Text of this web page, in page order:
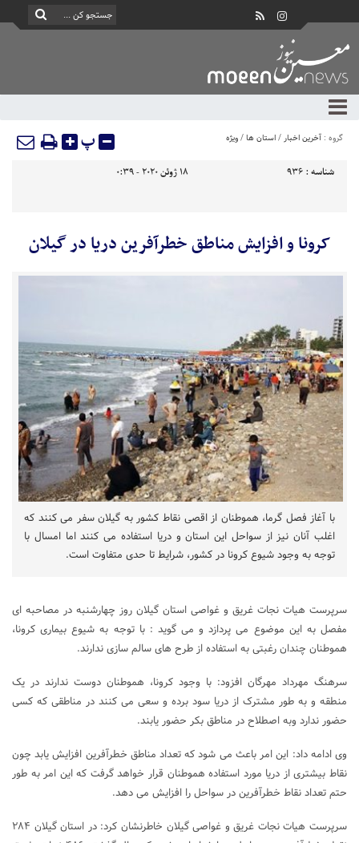
گروه : آخرین اخبار/استان ها/ویژه پ
شناسه : 936 18 ژوئن 2020 - 0:39
کرونا و افزایش مناطق خطرآفرین دریا در گیلان
با آغاز فصل گرما، هموطنان از اقصی نقاط کشور به گیلان سفر می کنند که
اغلب آنان نیز از سواحل این استان و دریا استفاده می کنند اما امسال با
توجه به وجود شیوع کرونا در کشور، شرایط تا حدی متفاوت است.
سرپرست هیات نجات غریق و غواصی استان گیلان روز چهارشنبه در مصاحبه ای
مفصل به این موضوع می پردازد و می گوید : با توجه به شیوع بیماری کرونا،
هموطنان چندان رغبتی به استفاده از طرح های سالم سازی ندارند.
سرهنگ مهرداد مهرگان افزود: با وجود کرونا، هموطنان دوست ندارند در یک
منطقه و به طور مشترک از دریا سود برده و سعی می کنند در مناطقی که کسی
حضور ندارد وبه اصطلاح در مناطق بکر حضور یابند.
وی ادامه داد: این امر باعث می شود که تعداد مناطق خطرآفرین افزایش یابد چون
نقاط بیشتری از دریا مورد استفاده هموطنان قرار خواهد گرفت که این امر به طور
حتم تعداد نقاط خطرآفرین در سواحل را افزایش می دهد.
سرپرست هیات نجات غریق و غواصی گیلان خاطرنشان کرد: در استان گیلان ۲۸۴